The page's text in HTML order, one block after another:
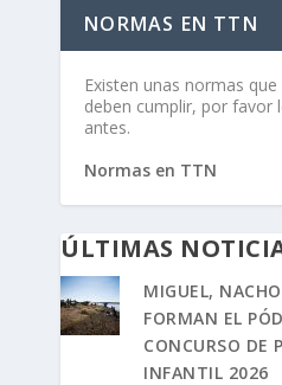
NORMAS EN TTN
Existen unas normas que
deben cumplir, por favor
antes.
Normas en TTN
ÚLTIMAS
MIGUEL,
FORMAN EL
CONCURSO DE
INFANTIL 2026